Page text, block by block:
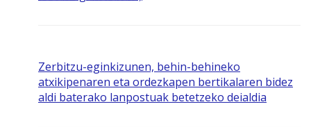
Zerbitzu-eginkizunen, behin-behineko
atxikipenaren eta ordezkapen bertikalaren bidez
aldi baterako lanpostuak betetzeko deialdia